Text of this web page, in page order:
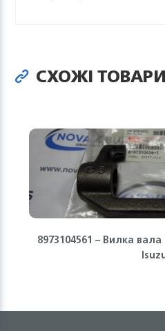
СХОЖІ ТОВАРИ
8973104561 – Вилка